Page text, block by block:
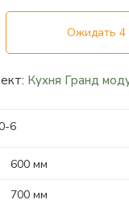
6
Ожидать 4
Кухня Гранд
600 мм
700 мм